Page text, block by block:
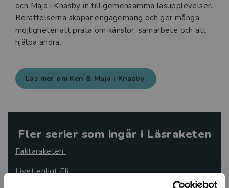
och Maja i Knasby in till gemensamma läsupplevelser.
Berättelserna skapar engagemang och ger många
möjligheter att prata om känslor, samarbete och att
hjälpa andra.
Läs mer om Ken & Maja i Knasby
Fler serier som ingår i Läsraketen
Faktaraketen
Livet enligt Eli